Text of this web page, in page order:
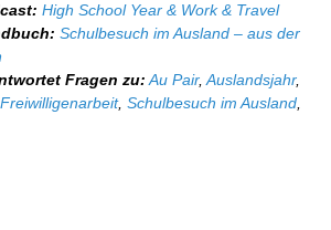
High School Year & Work & Travel
Schulbesuch im Ausland – aus der
Fragen zu: Au Pair,Auslandsjahr,
Freiwilligenarbeit, Schulbesuch im Ausland,